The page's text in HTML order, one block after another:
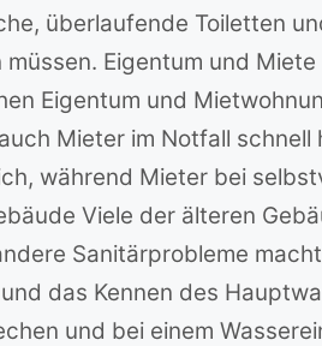
überlaufende Toiletten
Eigentum und
Eigentum und
Mieter im Notfall
während Mieter bei
Viele der älteren
Sanitärprobleme
das Kennen des
und bei einem